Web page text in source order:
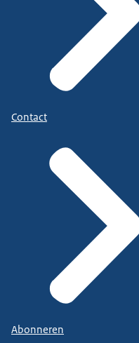
Contact
Abonneren